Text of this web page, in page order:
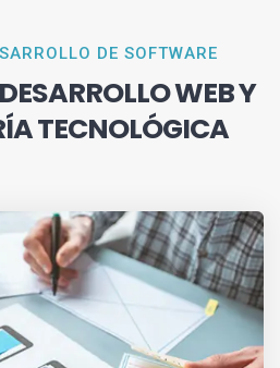
DE SOFTWARE
WEB Y
TECNOLÓGICA